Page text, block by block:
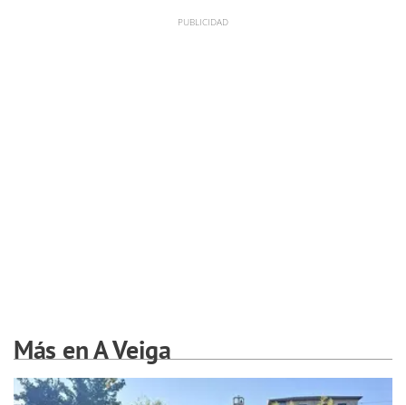
Más en A Veiga